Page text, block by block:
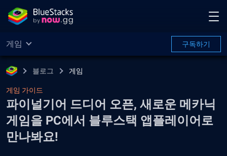
게임 구독하기
블로그 게임
게임 가이드
파이널기어 드디어 오픈, 새로운 메카닉
게임을 PC에서 블루스택 앱플레이어로
만나봐요!